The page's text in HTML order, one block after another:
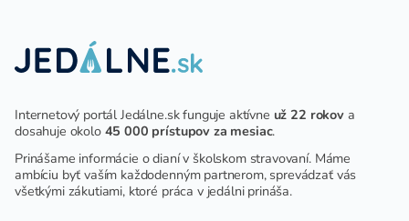
Internetový portál Jedálne.sk funguje aktívne už 22 rokova
dosahuje okolo 45 000 prístupov za mesiac.
Prinášame informácie o dianí v školskom stravovaní. Máme
ambíciu byť vaším každodenným partnerom, sprevádzať vás
všetkými zákutiami, ktoré práca v jedálni prináša.